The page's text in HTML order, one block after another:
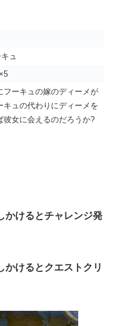
ュ
フーキュの嫁のディーメが
キュの代わりにディーメを
彼女に会えるのだろうか?
かけるとチャレンジ発
かけるとクエストクリ